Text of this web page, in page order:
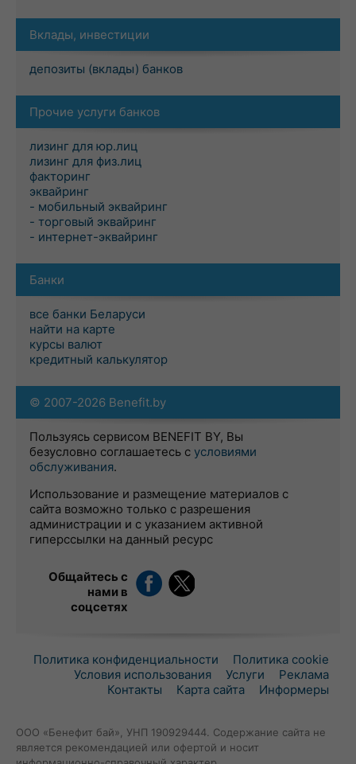
Вклады, инвестиции
депозиты (вклады) банков
Прочие услуги банков
лизинг для юр.лиц
лизинг для физ.лиц
факторинг
эквайринг
- мобильный эквайринг
- торговый эквайринг
- интернет-эквайринг
Банки
все банки Беларуси
найти на карте
курсы валют
кредитный калькулятор
© 2007-2026 Benefit.by
Пользуясь сервисом BENEFIT BY, Вы
безусловно соглашаетесь с условиями
обслуживания.
Использование и размещение материалов с
сайта возможно только с разрешения
администрации и с указанием активной
гиперссылки на данный ресурс
Общайтесь с
нами в
соцсетях
Политика конфиденциальности
Политика cookie
Условия использования
Услуги
Реклама
Контакты
Карта сайта Информеры
ООО «Бенефит бай», УНП 190929444. Содержание сайта не
является рекомендацией или офертой и носит